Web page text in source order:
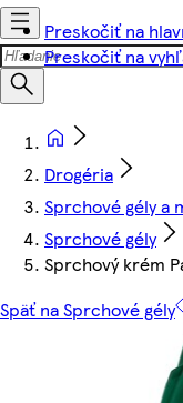
Preskočiť na
Preskočiť na
Drogéria
Sprchové gély a
Sprchové gély
Sprchový krém
Späť na Sprchové gély